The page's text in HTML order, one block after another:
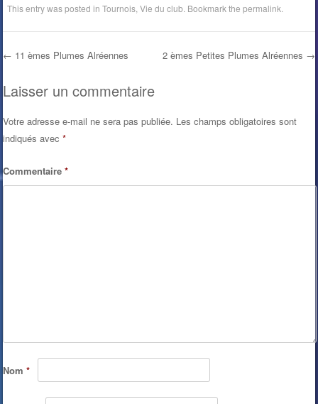
This entry was posted inTournois ,Vie du club . Bookmark thepermalink
Post navigation
← 11 èmes Plumes Alréennes 2 èmes Petites Plumes Alréennes →
Laisser un commentaire
Votre adresse e-mail ne sera pas publiée. Les champs obligatoires sont
indiqués avec*
Commentaire*
Nom*